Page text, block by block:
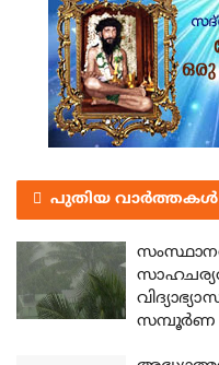
പുതിയ വാർത്തകൾ
സമ്പൂർണ